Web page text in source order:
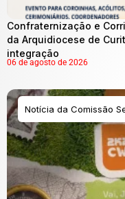
Confraternização e
da Arquidiocese de
integração
06 de agosto de 2026
Notícia da Comissão